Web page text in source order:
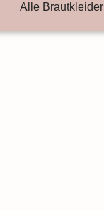
Alle Brautkleider